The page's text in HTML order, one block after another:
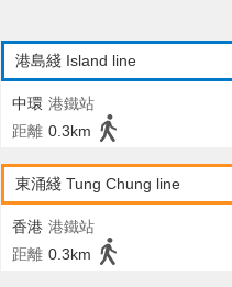
港島綫 Island line
中環 港鐵站
距離 0.3km
東涌綫 Tung Chung line
香港 港鐵站
距離 0.3km